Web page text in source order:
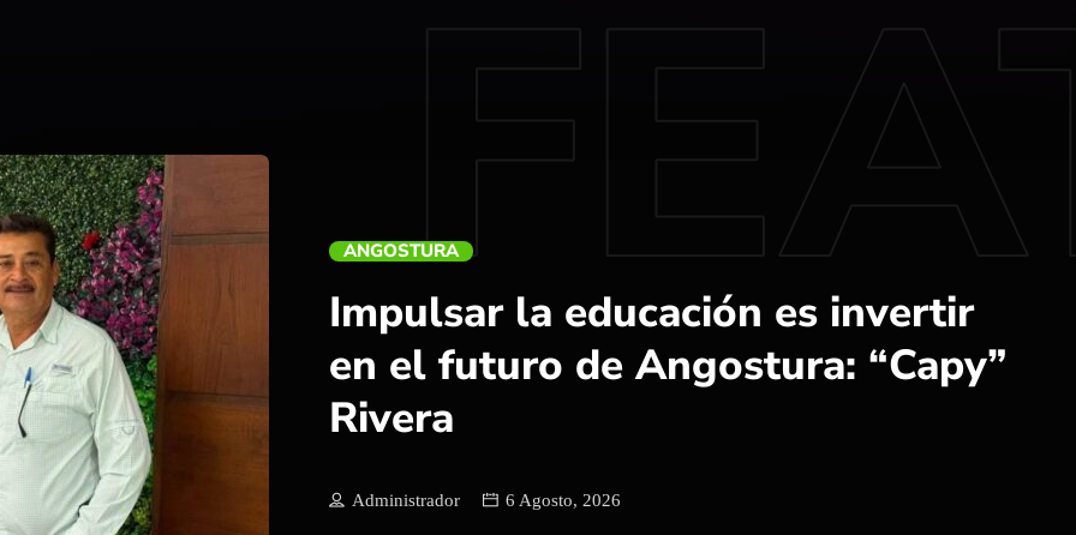
GUAMÚCHIL
Abre DIF Salvador Alvarado
registro para apoyos de la
Beneficencia Pública
Administrador 6 Agosto, 2026